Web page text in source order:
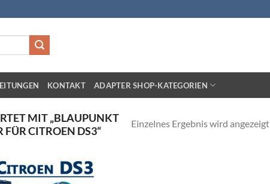
KONTAKT ADAPTER SHOP-KATEGORIEN
MIT „BLAUPUNKT
CITROEN DS3“
Einzelnes Ergebnis wird angezeigt